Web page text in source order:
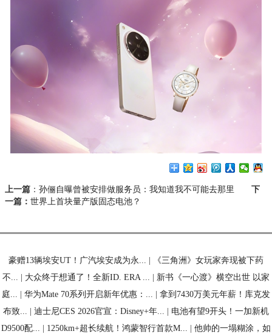
上一篇 ： 孙俪自曝曾被安排做服务员：我知道我不可能去那里
下
一篇： 世界上首块量产版固态电池？
豪赠13辆埃安UT！广汽埃安成为永...
《三角洲》女玩家奔现被下药
不...
大众终于想通了！全新ID. ERA ...
新书《一心渡》横空出世 以家
庭...
华为Mate 70系列开启新年优惠：...
拿到7430万美元年薪！库克发
布致...
迪士尼CES 2026官宣：Disney+年...
电池有望9开头！一加新机
D9500配...
1250km+超长续航！鸿蒙智行首款M... 他帅的一塌糊涂，如